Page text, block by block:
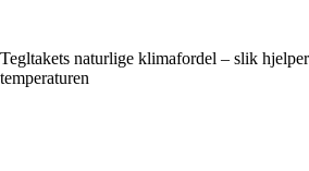
Tegltakets naturlige klimafordel – slik
temperaturen